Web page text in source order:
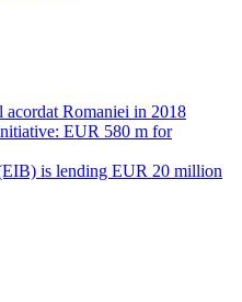
Romaniei in 2018
EUR 580 m for
is lending EUR 20 million